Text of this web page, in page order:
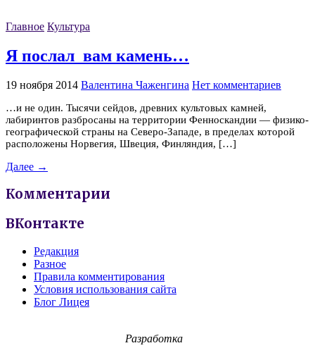
Главное Культура
Я послал вам камень…
19 ноября 2014 Валентина Чаженгина Нет комментариев
…и не один. Тысячи сейдов, древних культовых камней,
лабиринтов разбросаны на территории Фенноскандии — физико-
географической страны на Северо-Западе, в пределах которой
расположены Норвегия, Швеция, Финляндия, […]
Далее →
Комментарии
ВКонтакте
Редакция
Разное
Правила комментирования
Условия использования сайта
Блог Лицея
Разработка